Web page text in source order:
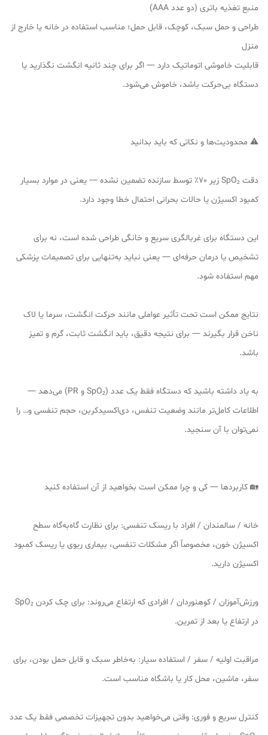
منبع تغذیه باتری (دو عدد AAA)
طراحی و حمل سبک، کوچک، قابل حمل؛ مناسب استفاده در خانه یا خارج از
منزل
قابلیت خاموشی اتوماتیک دارد — اگر برای چند ثانیه انگشت نگذارید یا
دستگاه بی‌حرکت باشد، خاموش می‌شود.
⚠️ محدودیت‌ها و نکاتی که باید بدانید
دقت SpO₂ زیر 70٪ توسط سازنده تضمین نشده — یعنی در موارد بسیار
کمبود اکسیژن یا حالات بحرانی احتمال خطا وجود دارد.
این دستگاه برای غربالگری سریع و خانگی طراحی شده است، نه برای
تشخیص یا درمان حرفه‌ای — یعنی نباید به‌تنهایی برای تصمیمات پزشکی
مهم استفاده شود.
نتایج ممکن است تحت تأثیر عواملی مانند حرکت انگشت، سرما یا لاک
ناخن قرار بگیرند — برای نتیجه دقیق، باید انگشت ثابت، گرم و تمیز
باشد.
به یاد داشته باشید که دستگاه فقط یک عدد (SpO₂ و PR) می‌دهد —
اطلاعات کامل‌تر مانند وضعیت تنفس، دی‌اکسیدکربن، حجم تنفسی و… را
نمی‌توان با آن سنجید.
🏡 کاربردها — کی و چرا ممکن است بخواهید از آن استفاده کنید
خانه / سالمندان / افراد با ریسک تنفسی: برای نظارت گاه‌به‌گاه سطح
اکسیژن خون، مخصوصاً اگر مشکلات تنفسی، بیماری ریوی یا ریسک کمبود
اکسیژن دارید.
ورزش‌آموزان / کوهنوردان / افرادی که ارتفاع می‌روند: برای چک کردن SpO₂
در ارتفاع یا بعد از تمرین.
مراقبت اولیه / سفر / استفاده سیار: به‌خاطر سبک و قابل حمل بودن، برای
سفر، ماشین، محل کار یا باشگاه مناسب است.
کنترل سریع و فوری: وقتی می‌خواهید بدون تجهیزات تخصصی فقط یک عدد